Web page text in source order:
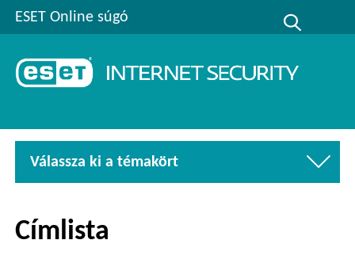
ESET Online súgó
Válassza ki a témakört
Címlista